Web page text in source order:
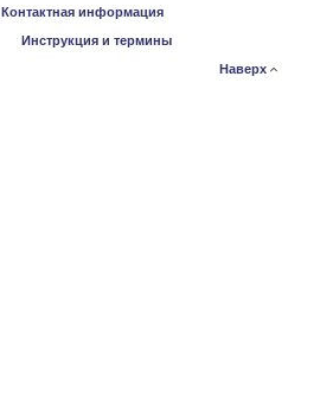
Контактная информация
Инструкция и термины
Наверх